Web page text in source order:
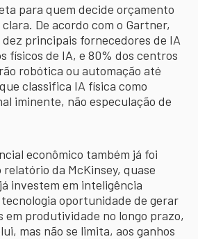
para quem decide orçamento
De acordo com o Gartner,
principais fornecedores de IA
físicos de IA, e 80% dos centros
robótica ou automação até
classifica IA física como
iminente, não especulação de
econômico também já foi
da McKinsey, quase
investem em inteligência
oportunidade de gerar
em produtividade no longo prazo,
mas não se limita, aos ganhos